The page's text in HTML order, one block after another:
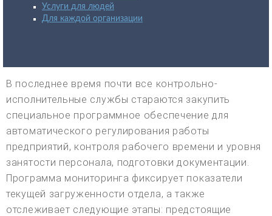
Услуги для людей
Для каждой организации
В последнее время почти все контрольно-
исполнительные службы стараются закупить
специальное программное обеспечение для
автоматического регулирования работы
предприятий, контроля рабочего времени и уровня
занятости персонала, подготовки документации.
Программа мониторинга фиксирует показатели
текущей загруженности отдела, а также
отслеживает следующие этапы: предстоящие